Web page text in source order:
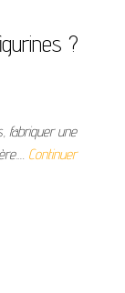
?
fabriquer une
Continuer